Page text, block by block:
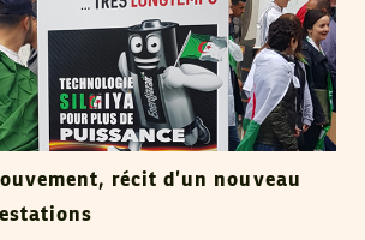
récit d’un nouveau